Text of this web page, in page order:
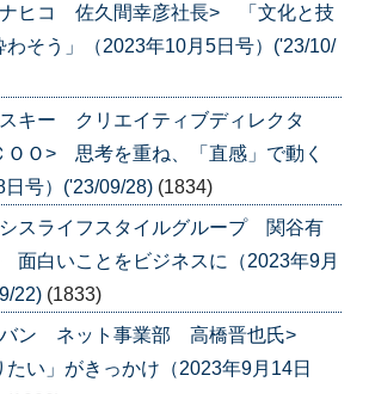
ヒコ 佐久間幸彦社長> 「文化と技
わそう」（2023年10月5日号）('23/10/
キー クリエイティブディレクタ
Ｏ> 思考を重ね、「直感」で動く
日号）('23/09/28) (1834)
スライフスタイルグループ 関谷有
面白いことをビジネスに（2023年9月
22) (1833)
バン ネット事業部 高橋晋也氏>
たい」がきっかけ（2023年9月14日